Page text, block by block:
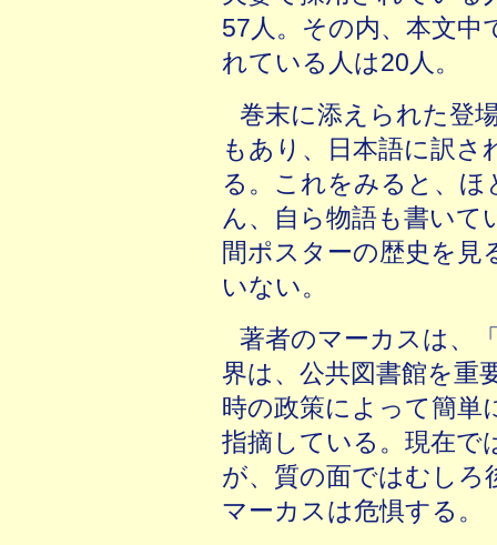
57人。その内、本文中
れている人は20人。
巻末に添えられた登
もあり、日本語に訳
る。これをみると、
ん、自ら物語も書いて
間ポスターの歴史を見
いない。
著者のマーカスは、
界は、公共図書館を重
時の政策によって簡単
指摘している。現在で
が、質の面ではむし
マーカスは危惧する。